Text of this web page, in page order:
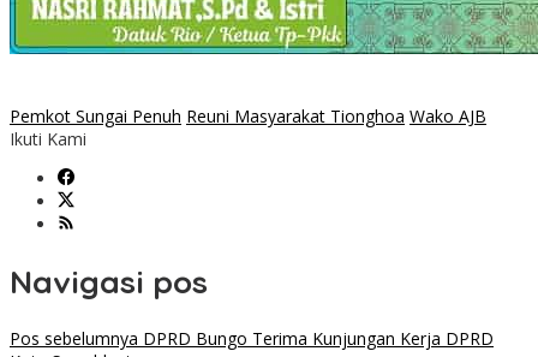
Pemkot Sungai Penuh Reuni Masyarakat Tionghoa Wako AJB
Ikuti Kami
Navigasi pos
Pos sebelumnya DPRD Bungo Terima Kunjungan Kerja DPRD